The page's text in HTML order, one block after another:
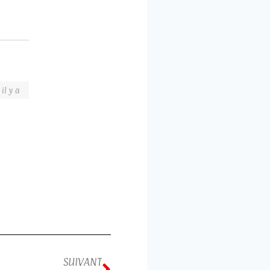
il y a
SUIVANT